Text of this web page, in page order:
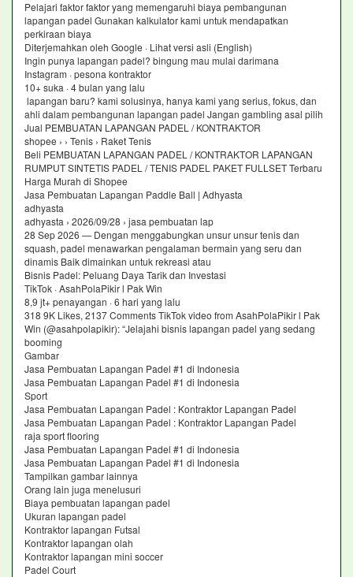
Pelajari faktor faktor yang memengaruhi biaya pembangunan
lapangan padel Gunakan kalkulator kami untuk mendapatkan
perkiraan biaya
Diterjemahkan oleh Google · Lihat versi asli (English)
Ingin punya lapangan padel? bingung mau mulai darimana
Instagram · pesona kontraktor
10+ suka · 4 bulan yang lalu
lapangan baru? kami solusinya, hanya kami yang serius, fokus, dan
ahli dalam pembangunan lapangan padel Jangan gambling asal pilih
Jual PEMBUATAN LAPANGAN PADEL / KONTRAKTOR
shopee › › Tenis › Raket Tenis
Beli PEMBUATAN LAPANGAN PADEL / KONTRAKTOR LAPANGAN
RUMPUT SINTETIS PADEL / TENIS PADEL PAKET FULLSET Terbaru
Harga Murah di Shopee
Jasa Pembuatan Lapangan Paddle Ball | Adhyasta
adhyasta
adhyasta › 2026/09/28 › jasa pembuatan lap
28 Sep 2026 — Dengan menggabungkan unsur unsur tenis dan
squash, padel menawarkan pengalaman bermain yang seru dan
dinamis Baik dimainkan untuk rekreasi atau
Bisnis Padel: Peluang Daya Tarik dan Investasi
TikTok · AsahPolaPikir l Pak Win
8,9 jt+ penayangan · 6 hari yang lalu
318 9K Likes, 2137 Comments TikTok video from AsahPolaPikir l Pak
Win (@asahpolapikir): “Jelajahi bisnis lapangan padel yang sedang
booming
Gambar
Jasa Pembuatan Lapangan Padel #1 di Indonesia
Jasa Pembuatan Lapangan Padel #1 di Indonesia
Sport
Jasa Pembuatan Lapangan Padel : Kontraktor Lapangan Padel
Jasa Pembuatan Lapangan Padel : Kontraktor Lapangan Padel
raja sport flooring
Jasa Pembuatan Lapangan Padel #1 di Indonesia
Jasa Pembuatan Lapangan Padel #1 di Indonesia
Tampilkan gambar lainnya
Orang lain juga menelusuri
Biaya pembuatan lapangan padel
Ukuran lapangan padel
Kontraktor lapangan Futsal
Kontraktor lapangan olah
Kontraktor lapangan mini soccer
Padel Court